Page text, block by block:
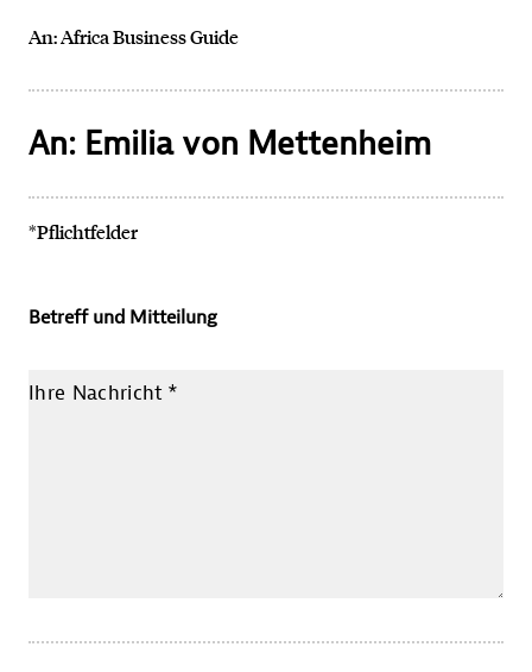
An: Africa Business Guide
An: Emilia von Mettenheim
*Pflichtfelder
Betreff und Mitteilung
Ihre Nachricht *